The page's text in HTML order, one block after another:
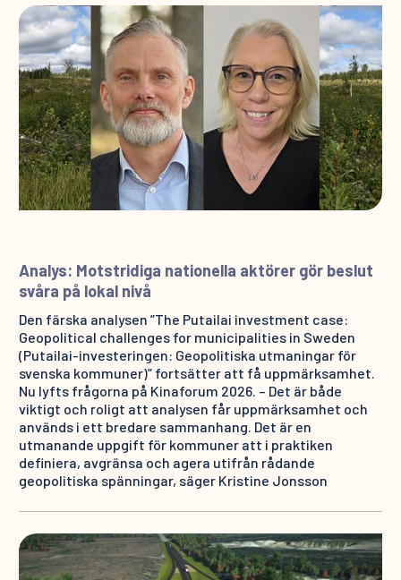
Analys: Motstridiga nationella aktörer gör beslut
svåra på lokal nivå
Den färska analysen ”The Putailai investment case:
Geopolitical challenges for municipalities in Sweden
(Putailai-investeringen: Geopolitiska utmaningar för
svenska kommuner)” fortsätter att få uppmärksamhet.
Nu lyfts frågorna på Kinaforum 2026. – Det är både
viktigt och roligt att analysen får uppmärksamhet och
används i ett bredare sammanhang. Det är en
utmanande uppgift för kommuner att i praktiken
definiera, avgränsa och agera utifrån rådande
geopolitiska spänningar, säger Kristine Jonsson